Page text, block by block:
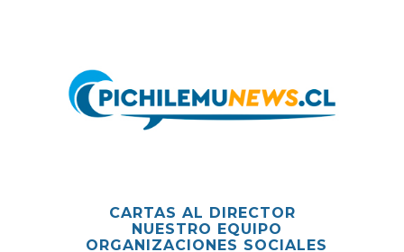
CARTAS AL DIRECTOR
NUESTRO EQUIPO
ORGANIZACIONES SOCIALES